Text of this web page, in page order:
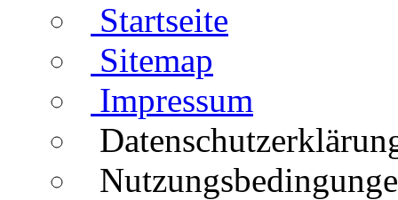
Startseite
Sitemap
Impressum